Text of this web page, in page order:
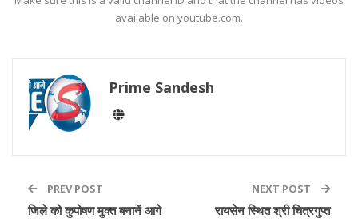
available on youtube.com.
Prime Sandesh
PREV POST
जिले को कुपोषण मुक्त बनानें आगे
NEXT POST
रायसेन स्थित श्री चित्रगुप्त